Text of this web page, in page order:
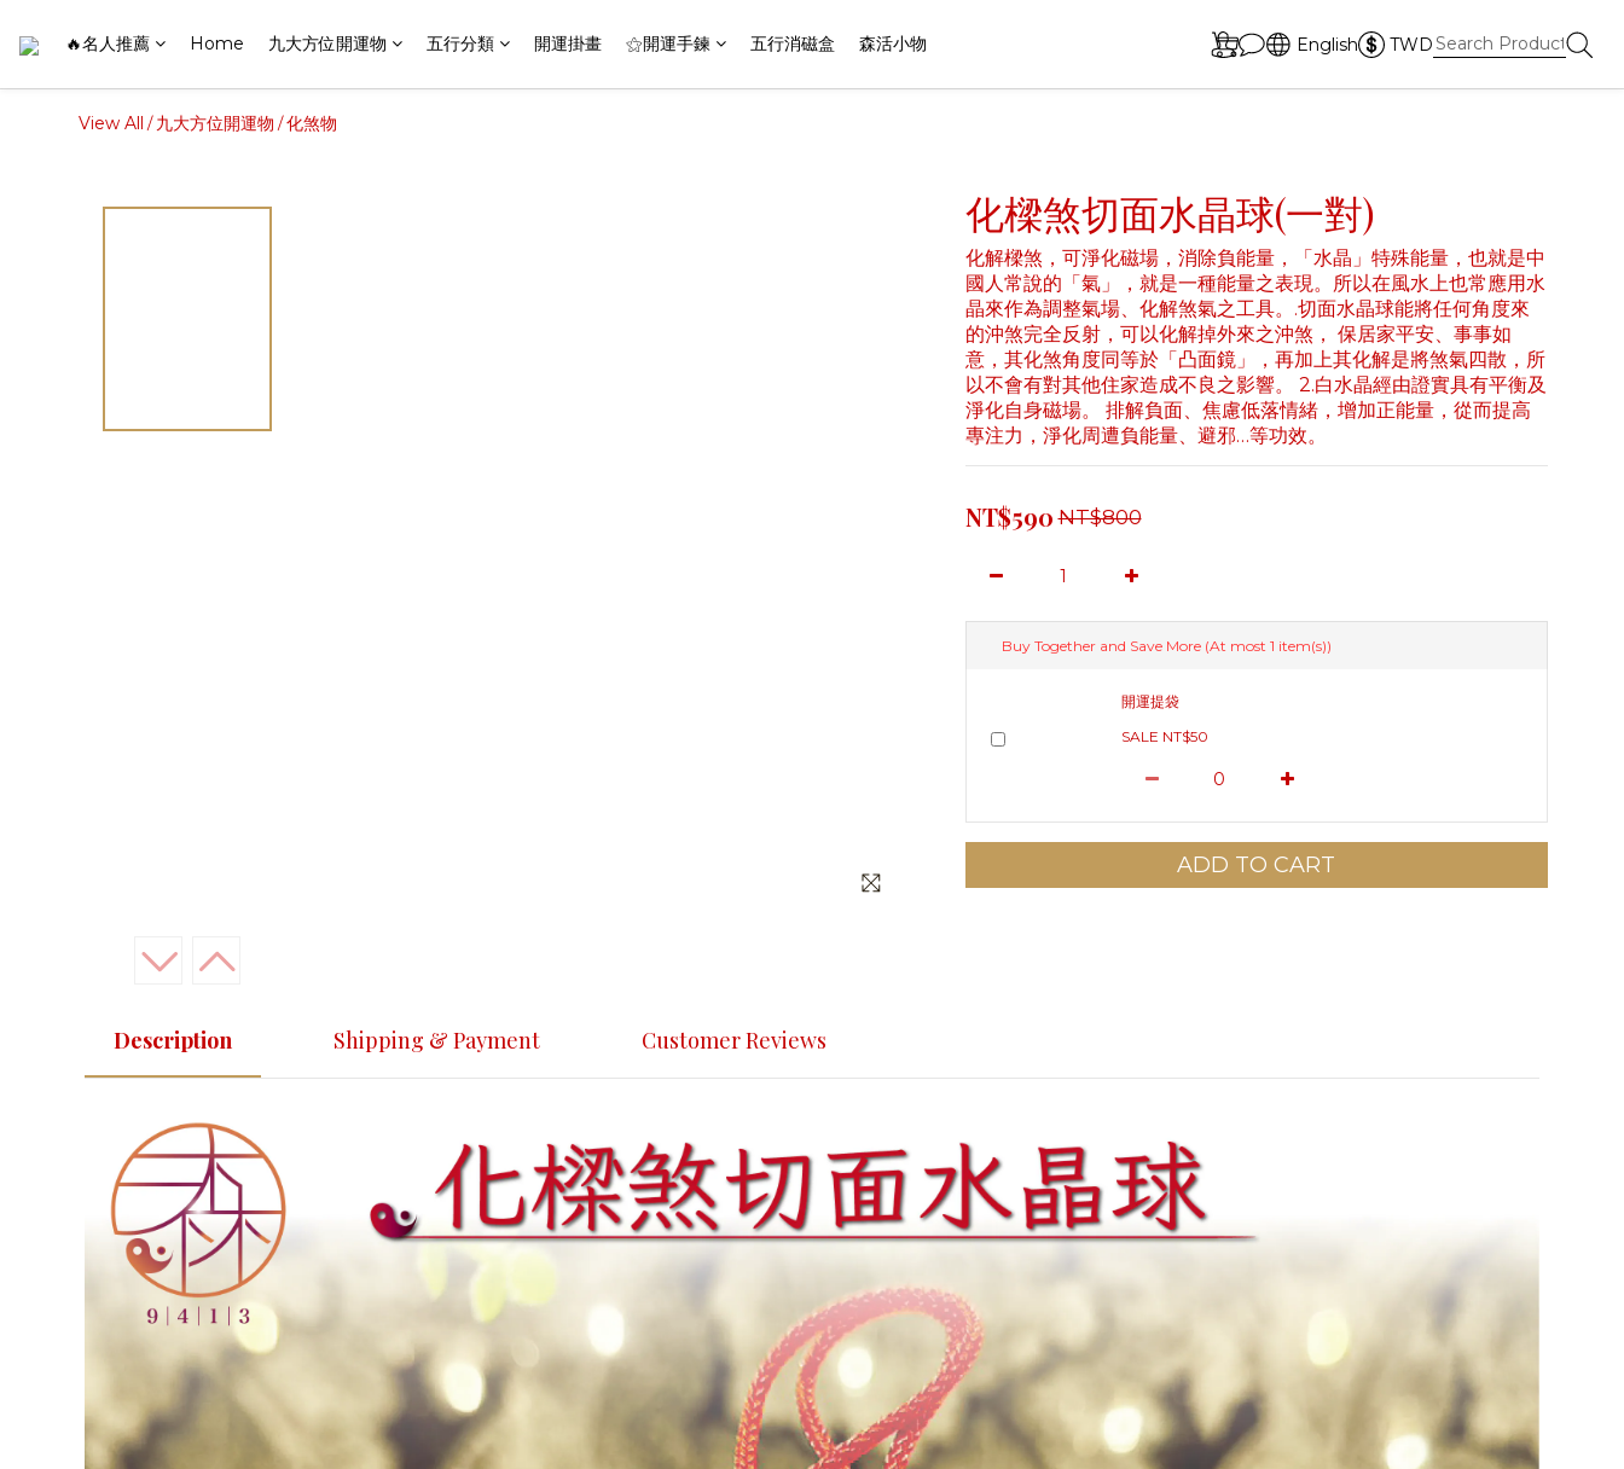
🔥名人推薦 Home 九大方位開運物 五行分類 開運掛畫 ⚝開運手鍊 五行消磁盒 森活小物 English TWD
View All /九大方位開運物 /化煞物
化樑煞切面水晶球(一對)
化解樑煞，可淨化磁場，消除負能量，「水晶」特殊能量，也就是中
國人常說的「氣」，就是一種能量之表現。所以在風水上也常應用水
晶來作為調整氣場、化解煞氣之工具。.切面水晶球能將任何角度來
的沖煞完全反射，可以化解掉外來之沖煞， 保居家平安、事事如
意，其化煞角度同等於「凸面鏡」，再加上其化解是將煞氣四散，所
以不會有對其他住家造成不良之影響。 2.白水晶經由證實具有平衡及
淨化自身磁場。 排解負面、焦慮低落情緒，增加正能量，從而提高
專注力，淨化周遭負能量、避邪…等功效。
NT$590 NT$800
Buy Together and Save More (At most 1 item(s))
開運提袋
SALE NT$50
ADD TO CART
Description Shipping & Payment Customer Reviews